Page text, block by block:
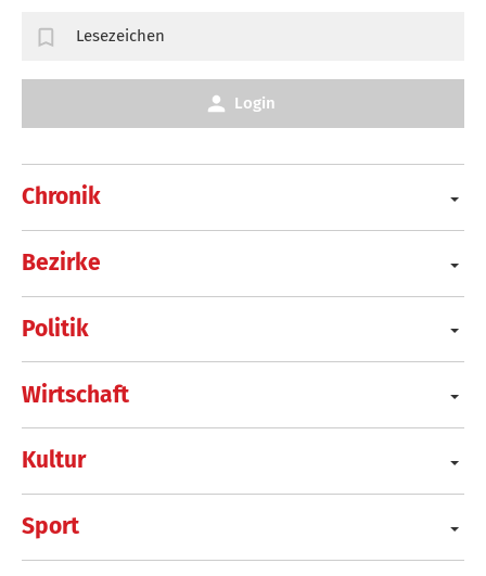
Chronik
Bezirke
Politik
Wirtschaft
Kultur
Sport
Lesezeichen
Login